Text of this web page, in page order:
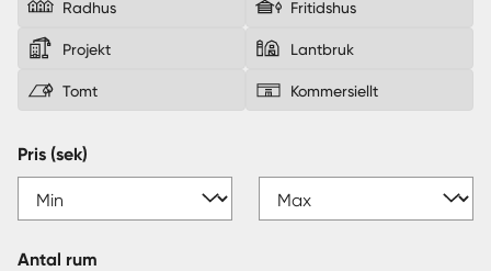
Radhus Fritidshus
Projekt Lantbruk
Tomt Kommersiellt
Pris (sek)
Antal rum